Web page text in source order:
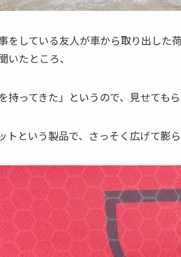
をしている友人が車から取り出した
いたところ、
持ってきた」というので、見せても
トという製品で、さっそく広げて膨ら